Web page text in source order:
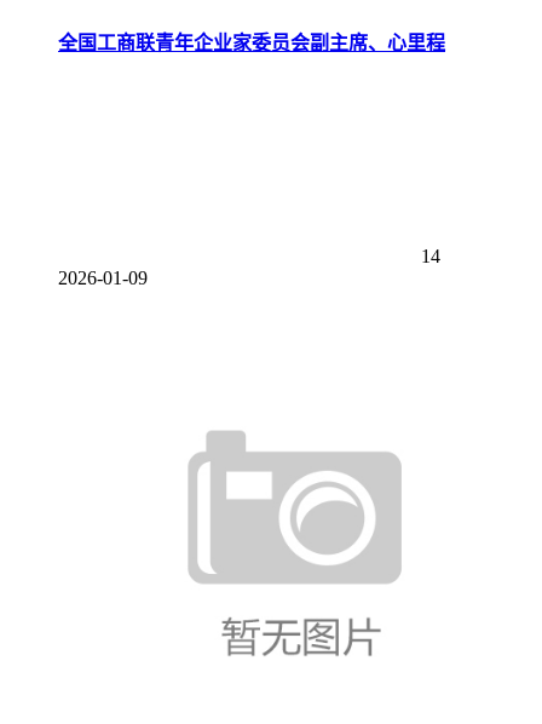
全国工商联青年企业家委员会副主席、心里程
14
2026-01-09